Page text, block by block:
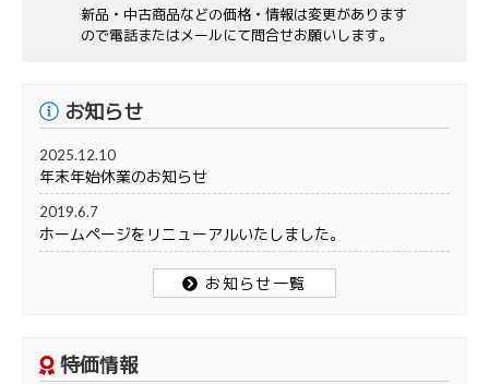
新品・中古商品などの価格・情報は変更があります
ので電話またはメールにて問合せお願いします。
お知らせ
2025.12.10
年末年始休業のお知らせ
2019.6.7
ホームページをリニューアルいたしました。
お知らせ一覧
特価情報